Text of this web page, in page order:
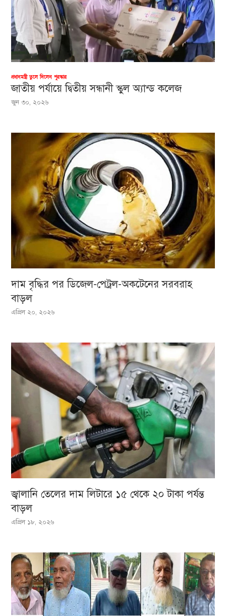
প্রধানমন্ত্রী তুলে দিলেন পুরস্কার
জাতীয় পর্যায়ে দ্বিতীয় সন্ধানী স্কুল অ্যান্ড কলেজ
জুন ৩০, ২০২৬
দাম বৃদ্ধির পর ডিজেল-পেট্রল-অকটেনের সরবরাহ
বাড়ল
এপ্রিল ২০, ২০২৬
জ্বালানি তেলের দাম লিটারে ১৫ থেকে ২০ টাকা পর্যন্ত
বাড়ল
এপ্রিল ১৮, ২০২৬